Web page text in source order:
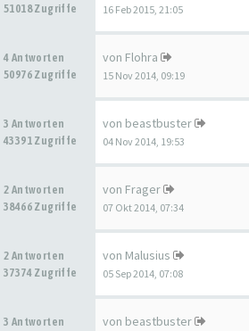
51018 Zugriffe
16 Feb 2015, 21:05
4 Antworten
50976 Zugriffe
von Flohra
15 Nov 2014, 09:19
3 Antworten
43391 Zugriffe
von beastbuster
04 Nov 2014, 19:53
2 Antworten
38466 Zugriffe
von Frager
07 Okt 2014, 07:34
2 Antworten
37374 Zugriffe
von Malusius
05 Sep 2014, 07:08
3 Antworten
von beastbuster